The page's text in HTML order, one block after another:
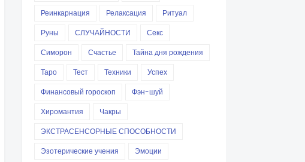
Реинкарнация
Релаксация
Ритуал
Руны
СЛУЧАЙНОСТИ
Секс
Симорон
Счастье
Тайна дня рождения
Таро
Тест Техники
Успех
Финансовый гороскоп
Фэн-шуй
Хиромантия
Чакры
ЭКСТРАСЕНСОРНЫЕ СПОСОБНОСТИ
Эзотерические учения
Эмоции